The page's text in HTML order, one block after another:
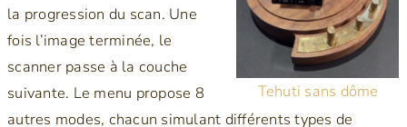
Tehuti sans dôme
la progression du scan. Une
fois l’image terminée, le
scanner passe à la couche
suivante. Le menu propose 8
autres modes, chacun simulant différents types de